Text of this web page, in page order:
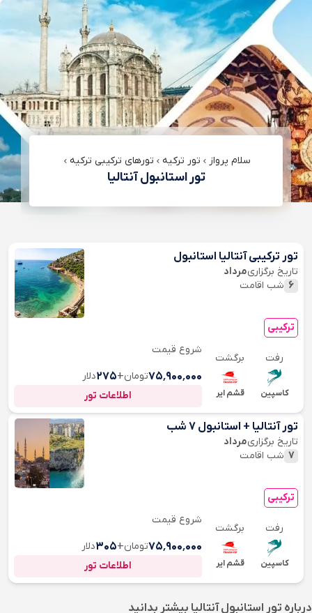
سلام پرواز تور ترکیه تورهای ترکیبی ترکیه
تور استانبول آنتالیا
تور آنتالیا + استانبول 7 شب
تاریخ برگزاریمرداد
7 شب اقامت
ترکیبی
رفت
کاسپین
برگشت
قشم ایر
شروع قیمت
۷۵٬۹۰۰٬۰۰۰تومان+۳۰۵دلار
اطلاعات تور
تور ترکیبی آنتالیا استانبول
تاریخ برگزاریمرداد
6 شب اقامت
ترکیبی
رفت
کاسپین
برگشت
قشم ایر
شروع قیمت
۷۵٬۹۰۰٬۰۰۰تومان+۲۷۵دلار
اطلاعات تور
درباره تور استانبول آنتالیا بیشتر بدانید